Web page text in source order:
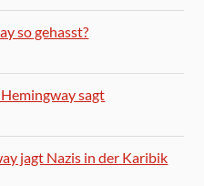
so gehasst?
sagt
jagt Nazis in der Karibik